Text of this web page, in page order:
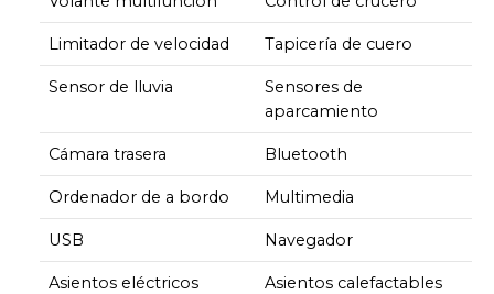
Limitador de velocidad Tapicería de cuero
Sensor de lluvia
Sensores de
aparcamiento
Cámara trasera Bluetooth
Ordenador de a bordo Multimedia
USB Navegador
Asientos eléctricos Asientos calefactables